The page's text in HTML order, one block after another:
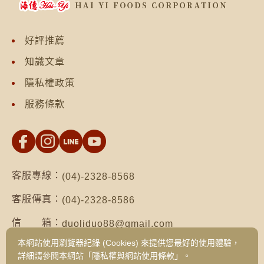
好評推薦
知識文章
隱私權政策
服務條款
客服專線： (04)-2328-8568
客服傳真： (04)-2328-8586
信 箱： duoliduo88@gmail.com
地 址：台南市仁德區保安路二段552號（台南總公
司）
本網站使用瀏覽器紀錄 (Cookies) 來提供您最好的使用體驗，
詳細請參閱本網站「隱私權與網站使用條款」。